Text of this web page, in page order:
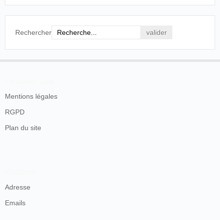
Rechercher
Mentions légales
RGPD
Plan du site
Adresse
Emails